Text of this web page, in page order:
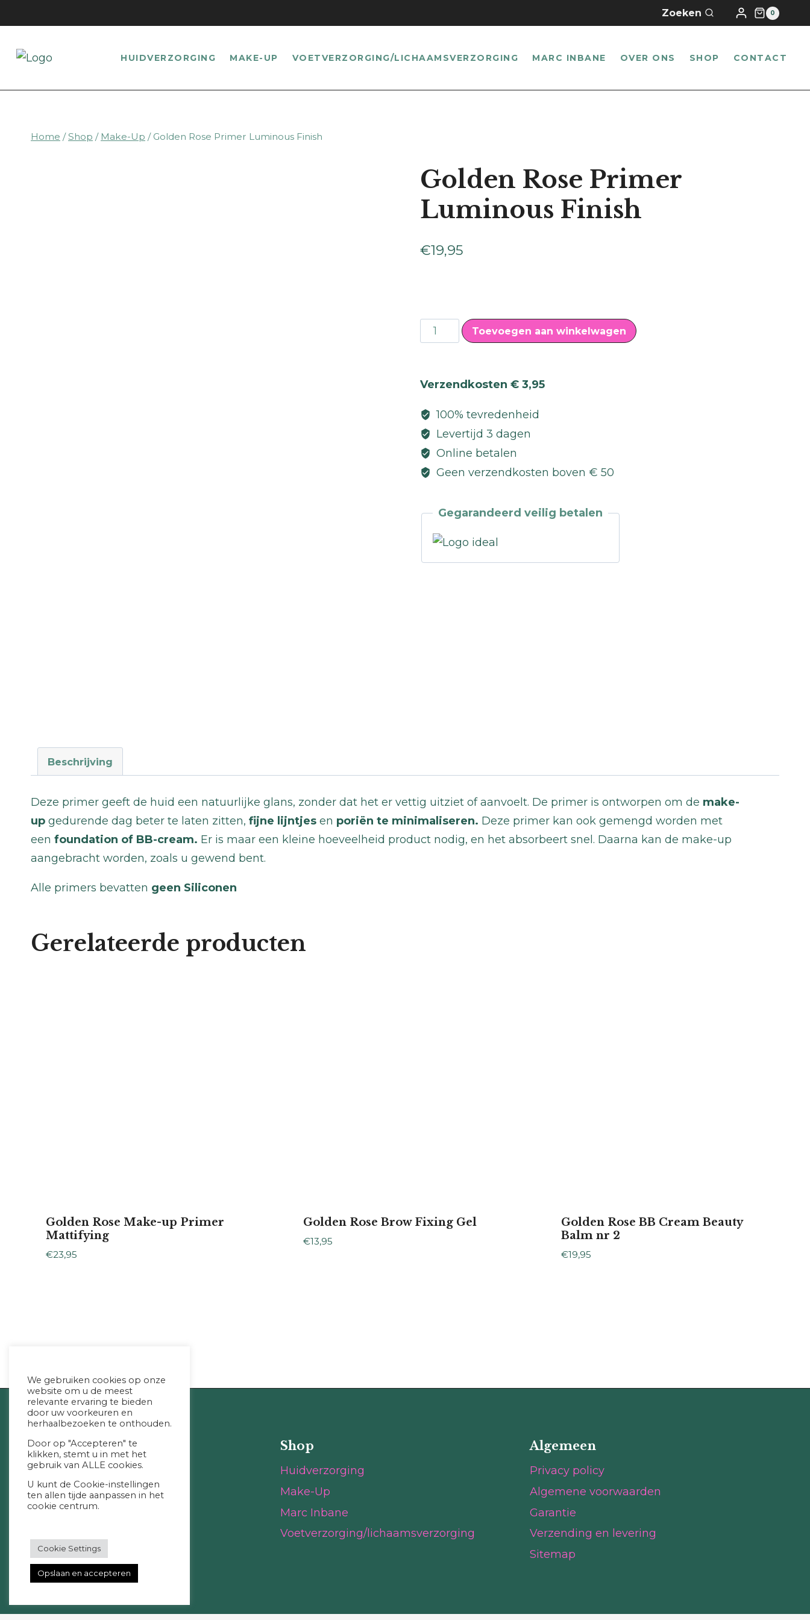
naar
inhoud
Zoeken 0
HUIDVERZORGING MAKE-UP VOETVERZORGING/LICHAAMSVERZORGING MARC INBANE OVER ONS SHOP CONTACT
Home / Shop / Make-Up / Golden Rose Primer Luminous Finish
Golden Rose Primer
Luminous Finish
€19,95
Golden
Rose
Luminous
aantal
Toevoegen aan winkelwagen
Verzendkosten € 3,95
100% tevredenheid
Levertijd 3 dagen
Online betalen
Geen verzendkosten boven € 50
Gegarandeerd veilig betalen
Beschrijving
Deze primer geeft de huid een natuurlijke glans, zonder dat het er vettig uitziet of aanvoelt. De primer is ontworpen om de make-
up gedurende dag beter te laten zitten, fijne lijntjes en poriën te minimaliseren. Deze primer kan ook gemengd worden met
een foundation of BB-cream. Er is maar een kleine hoeveelheid product nodig, en het absorbeert snel. Daarna kan de make-up
aangebracht worden, zoals u gewend bent.
Alle primers bevatten geen Siliconen
Gerelateerde producten
Golden Rose Make-up Primer
Mattifying
€23,95
Golden Rose Brow Fixing Gel
€13,95
Golden Rose BB Cream Beauty
Balm nr 2
€19,95
Contactgegevens
Studio Go For It
Lange Brink 1
8315AH Luttelgeest
Kvk: 55520406
BTW-ID: NL001458077B25
Shop
Huidverzorging
Make-Up
Marc Inbane
Voetverzorging/lichaamsverzorging
Algemeen
Privacy policy
Algemene voorwaarden
Garantie
Verzending en levering
Sitemap
We gebruiken cookies op onze
website om u de meest
relevante ervaring te bieden
door uw voorkeuren en
herhaalbezoeken te onthouden.
Door op "Accepteren" te
klikken, stemt u in met het
gebruik van ALLE cookies.
U kunt de Cookie-instellingen
ten allen tijde aanpassen in het
cookie centrum.
Cookie Settings
Opslaan en accepteren
Finish
winkelwagen